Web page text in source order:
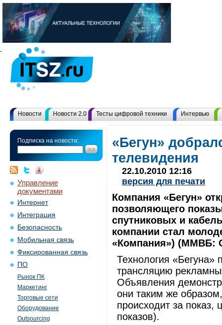
Новости Новости 2.0 Тесты цифровой техники Интервью
Подписка на новости:
Управление
документами
Интернет
Интеграция
Безопасность
Мобильная связь
Фиксированная связь
ПО
Рынок ПК
Маркетинг
Торговые сети
Оборудование
Outsourcing
«Бегун»
телевидения
22.10.2010 12:16
версия для печати
Компания «Бегун»
позволяющего
спутниковых и
компании стал
«Компания») (ММВБ:
Технология «Бегуна»
трансляцию
Объявления
они таким же
происходит за показ,
показов).